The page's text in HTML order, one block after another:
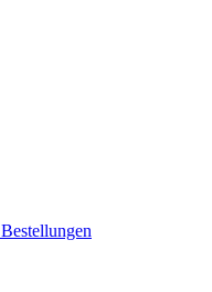
Bestellungen